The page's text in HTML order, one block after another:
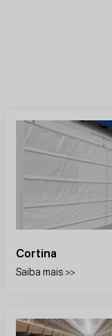
Cortina
Saiba mais >>